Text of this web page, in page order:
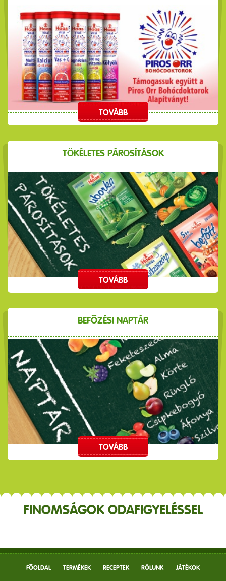
TOVÁBB
TÖKÉLETES PÁROSÍTÁSOK
TOVÁBB
BEFŐZÉSI NAPTÁR
TOVÁBB
FINOMSÁGOK ODAFIGYELÉSSEL
FŐOLDAL TERMÉKEK RECEPTEK RÓLUNK JÁTÉKOK